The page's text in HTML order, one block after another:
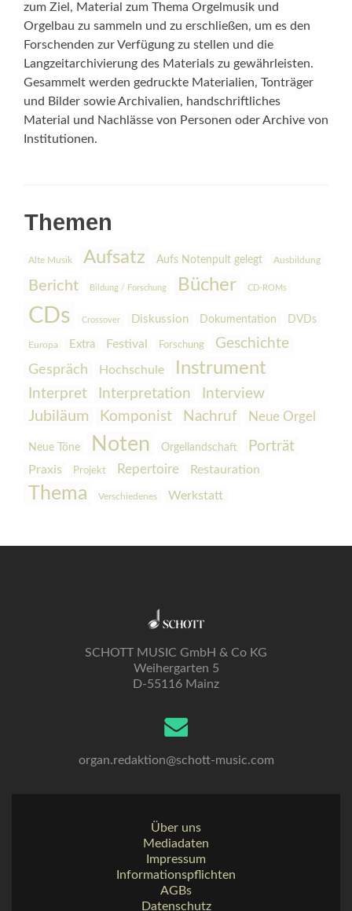
zum Ziel, Material zum Thema Orgelmusik und
Orgelbau zu sammeln und zu erschließen, um es den
Forschenden zur Verfügung zu stellen und die
Langzeitarchivierung des Materials zu gewährleisten.
Gesammelt werden gedruckte Materialien, Tonträger
und Bilder sowie Archivalien, handschriftliches
Material und Nachlässe von Personen oder Archive von
Institutionen.
Themen
Alte Musik Aufsatz Aufs Notenpult gelegt Ausbildung
Bericht Bildung / Forschung Bücher CD-ROMs
CDs Crossover Diskussion Dokumentation DVDs
Europa Extra Festival Forschung Geschichte
Gespräch Hochschule Instrument
Interpret Interpretation
Interview
Jubiläum
Komponist Nachruf Neue Orgel
Neue Töne Noten Orgellandschaft Porträt
Praxis Projekt Repertoire Restauration
Thema Verschiedenes Werkstatt
SCHOTT MUSIC GmbH & Co KG
Weihergarten 5
D-55116 Mainz
organ.redaktion@schott-music.com
Über uns
Mediadaten
Impressum
Informationspflichten
AGBs
Datenschutz